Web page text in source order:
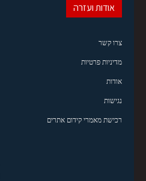
אודות ועזרה
צרו קשר
מדיניות פרטיות
אודות
נגישות
רכישת מאמרי קידום אתרים